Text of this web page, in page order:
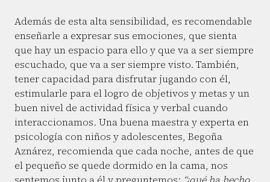
Además de esta alta sensibilidad, es recomendable
enseñarle a expresar sus emociones, que sienta
que hay un espacio para ello y que va a ser siempre
escuchado, que va a ser siempre visto. También,
tener capacidad para disfrutar jugando con él,
estimularle para el logro de objetivos y metas y un
buen nivel de actividad física y verbal cuando
interaccionamos. Una buena maestra y experta en
psicología con niños y adolescentes, Begoña
Aznárez, recomienda que cada noche, antes de que
el pequeño se quede dormido en la cama, nos